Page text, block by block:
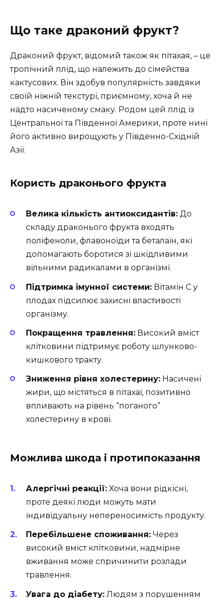
Що таке драконий фрукт?
Драконий фрукт, відомий також як пітахая, – це
тропічний плід, що належить до сімейства
кактусових. Він здобув популярність завдяки
своїй ніжній текстурі, приємному, хоча й не
надто насиченому смаку. Родом цей плід із
Центральної та Південної Америки, проте нині
його активно вирощують у Південно-Східній
Азії.
Користь драконього фрукта
Велика кількість антиоксидантів: До
складу драконього фрукта входять
поліфеноли, флавоноїди та беталаїн, які
допомагають боротися зі шкідливими
вільними радикалами в організмі.
Підтримка імунної системи: Вітамін С у
плодах підсилює захисні властивості
організму.
Покращення травлення: Високий вміст
клітковини підтримує роботу шлунково-
кишкового тракту.
Зниження рівня холестерину: Насичені
жири, що містяться в пітахаї, позитивно
впливають на рівень “поганого”
холестерину в крові.
Можлива шкода і протипоказання
Алергічні реакції: Хоча вони рідкісні,
проте деякі люди можуть мати
індивідуальну непереносимість продукту.
Перебільшене споживання: Через
високий вміст клітковини, надмірне
вживання може спричинити розлади
травлення.
Увага до діабету: Людям з порушенням